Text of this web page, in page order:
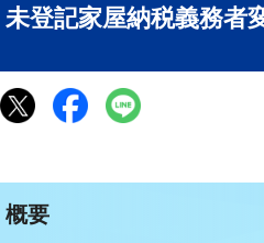
未登記家屋納税義務者
概要